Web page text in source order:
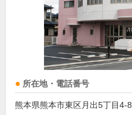
所在地・電話番号
熊本県熊本市東区月出5丁目4-8